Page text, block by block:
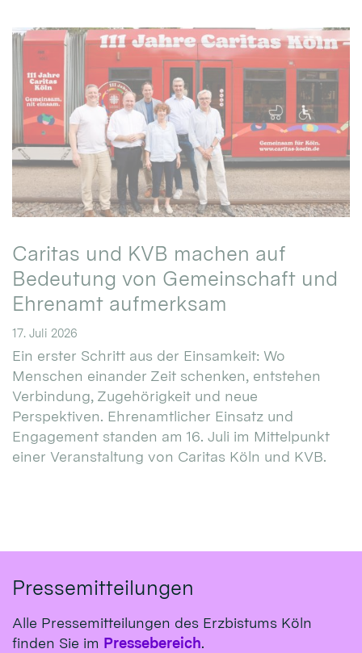
Caritas und KVB machen auf
Bedeutung von Gemeinschaft und
Ehrenamt aufmerksam
17. Juli 2026
Ein erster Schritt aus der Einsamkeit: Wo
Menschen einander Zeit schenken, entstehen
Verbindung, Zugehörigkeit und neue
Perspektiven. Ehrenamtlicher Einsatz und
Engagement standen am 16. Juli im Mittelpunkt
einer Veranstaltung von Caritas Köln und KVB.
Pressemitteilungen
Alle Pressemitteilungen des Erzbistums Köln
finden Sie im Pressebereich.